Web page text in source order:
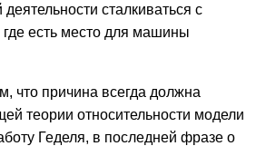
сталкиваться с
где есть место для машины
что причина всегда должна
теории относительности модели
Геделя, в последней фразе о